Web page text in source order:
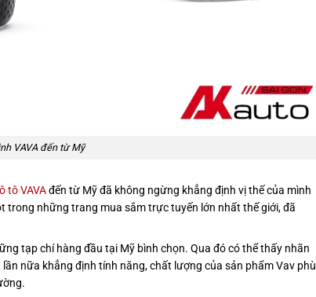
VAVA đến từ Mỹ
tô VAVAđến từ Mỹ đã không ngừng khẳng định vị thế của mình
trong những trang mua sắm trực tuyến lớn nhất thế giới, đã
tạp chí hàng đầu tại Mỹ bình chọn. Qua đó có thể thấy nhãn
nữa khẳng định tính năng, chất lượng của sản phẩm Vav phù